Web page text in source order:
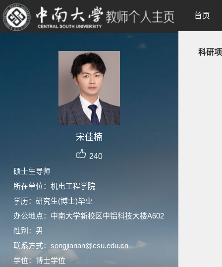
宋佳楠
240
硕士生导师
所在单位：机电工程学院
学历：研究生(博士)毕业
办公地点：中南大学新校区中铝科技大楼A602
性别：男
联系方式：songjianan@csu.edu.cn
学位：博士学位
首页
科研